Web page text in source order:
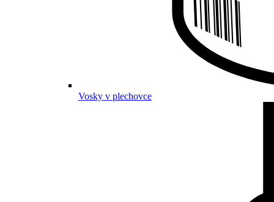
Vosky v plechovce